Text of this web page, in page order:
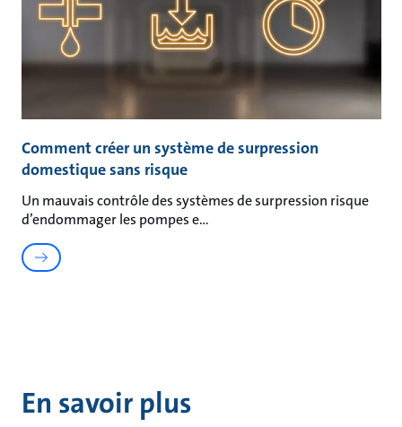
Comment créer un système de surpression
domestique sans risque
Un mauvais contrôle des systèmes de surpression risque
d’endommager les pompes e
En savoir plus